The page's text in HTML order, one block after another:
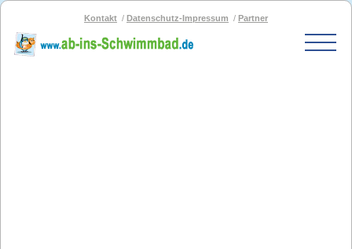
Kontakt Datenschutz-Impressum Partner